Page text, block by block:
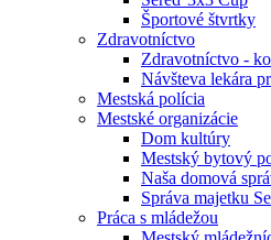
Športové štvrtky
Zdravotníctvo
Zdravotníctvo -
Návšteva lekára
Mestská polícia
Mestské organizácie
Dom kultúry
Mestský bytový
Naša domová
Správa majetku
Práca s mládežou